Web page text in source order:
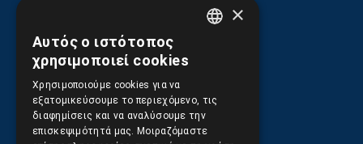
Πληροφορίες
×
Αυτός ο ιστότοπος
χρησιμοποιεί cookies
Χρησιμοποιούμε cookies για να
εξατομικεύσουμε το περιεχόμενο, τις
διαφημίσεις και να αναλύσουμε την
επισκεψιμότητά μας. Μοιραζόμαστε